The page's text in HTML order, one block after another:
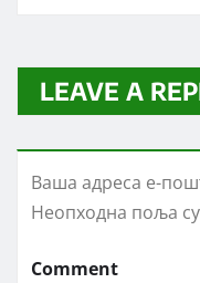
LEAVE A
Ваша адреса е-
Неопходна поља
Comment